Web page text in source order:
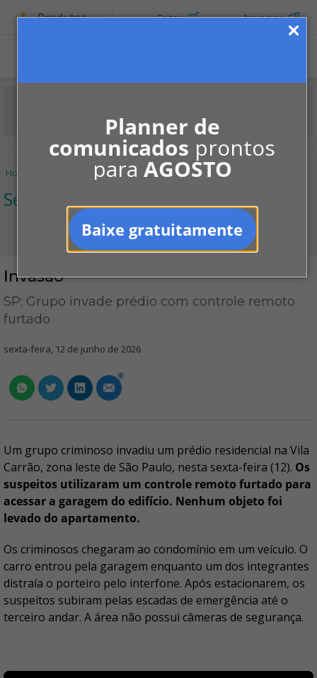
Planner de
comunicados prontos
para AGOSTO
Baixe gratuitamente
Produtos Cotar Anunciar
Home Notícias Segurança Invasão
Segurança
Invasão
SP: Grupo invade prédio com controle remoto
furtado
sexta-feira, 12 de junho de 2026
0
Um grupo criminoso invadiu um prédio residencial na Vila
Carrão, zona leste de São Paulo, nesta sexta-feira (12). Os
suspeitos utilizaram um controle remoto furtado para
acessar a garagem do edifício. Nenhum objeto foi
levado do apartamento.
Os criminosos chegaram ao condomínio em um veículo. O
carro entrou pela garagem enquanto um dos integrantes
distraía o porteiro pelo interfone. Após estacionarem, os
suspeitos subiram pelas escadas de emergência até o
terceiro andar. A área não possui câmeras de segurança.